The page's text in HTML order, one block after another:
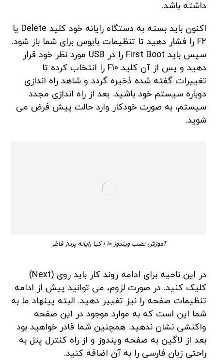
داشته باشد.
اکنون باید بسته به دستگاه رایانه خود کلید Delete یا
F2 را فشار دهید تا تنظیمات بایوس برای شما باز شود.
سپس باید First Boot را در USB مورد نظر خود قرار
دهید و پس از آن کلید F10 را انتخاب کرده تا
تغییرات گفته شده ذخیره گردد و شاهد راه اندازی
دوباره سیستم خود باشید. بعد از راه اندازی مجدد
سیستم، به صورت خودکار وارد حالت پیش فرض می
شوید.
آموزش نصب ویندوز 10 | کیا رایانه پرداز فاطر
در این ناحیه برای ادامه روند کار باید روی (Next)
کلیک کنید. در صورت لزوم، می توانید پیش از ادامه
تنظیمات صفحه را نیز تغییر دهید. البته پینهاد ما به
شما این است که به موارد موجود در این صفحه
واکنشی نشان ندهید. همچنین شما قادر خواهید بود
بعد از لاگین به صفحه ویندوز و از راه کنترل پنل به
راحتی زبان فارسی را به آن اضافه کنید.